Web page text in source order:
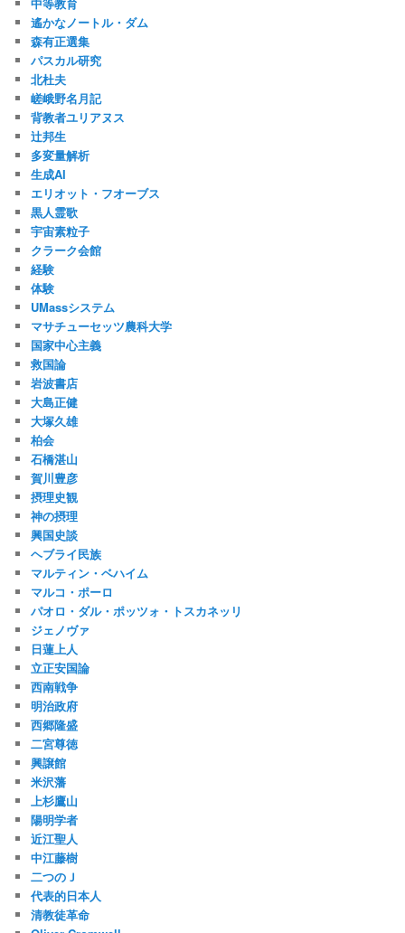
中等教育
遙かなノートル・ダム
森有正選集
パスカル研究
北杜夫
嵯峨野名月記
背教者ユリアヌス
辻邦生
多変量解析
生成AI
エリオット・フオーブス
黒人霊歌
宇宙素粒子
クラーク会館
経験
体験
UMassシステム
マサチューセッツ農科大学
国家中心主義
救国論
岩波書店
大島正健
大塚久雄
柏会
石橋湛山
賀川豊彦
摂理史観
神の摂理
興国史談
ヘブライ民族
マルティン・ベハイム
マルコ・ポーロ
パオロ・ダル・ポッツォ・トスカネッリ
ジェノヴァ
日蓮上人
立正安国論
西南戦争
明治政府
西郷隆盛
二宮尊徳
興譲館
米沢藩
上杉鷹山
陽明学者
近江聖人
中江藤樹
二つのＪ
代表的日本人
清教徒革命